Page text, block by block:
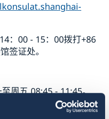
：00 - 15：00拨打+86
签证处。
周五 08:45 - 11:45。